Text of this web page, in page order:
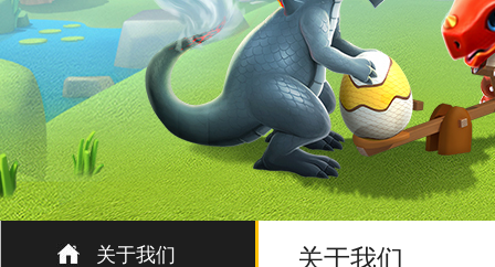
关于我们 关于我们